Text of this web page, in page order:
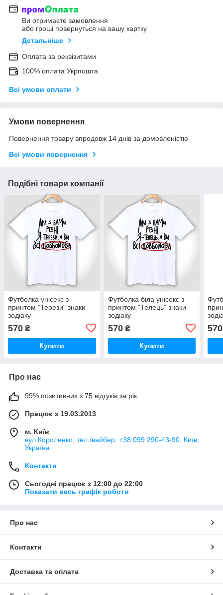
Ви отримаєте замовлення
або гроші повернуться на вашу картку
Детальніше
Оплата за реквізитами
100% оплата Укрпошта
Всі умови оплати
Умови повернення
Повернення товару впродовж 14 днів за домовленістю
Всі умови повернення
Подібні товари компанії
Футболка унісекс з
принтом "Терези" знаки
зодіаку
570 ₴
Купити
Футболка біла унісекс з
принтом "Телець" знаки
зодіаку
570₴
Купити
570
Про нас
99% позитивних з 75 відгуків за рік
Працює з 19.03.2013
м. Київ
вул.Короленко, тел./вайбер: +38 099 290-43-90, Київ,
Україна
Контакти
Сьогодні працює з 12:00 до 22:00
Показати весь графік роботи
Про нас
Контакти
Доставка та оплата